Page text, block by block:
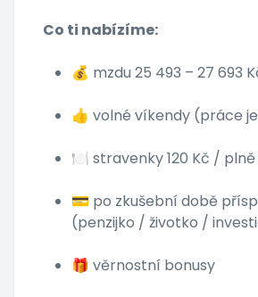
Co ti nabízíme:
💰 mzdu 25 493 – 27 693
👍 volné víkendy (práce
🍽️ stravenky 120 Kč /
💳 po zkušební době
(penzijko / životko /
🎁 věrnostní bonusy